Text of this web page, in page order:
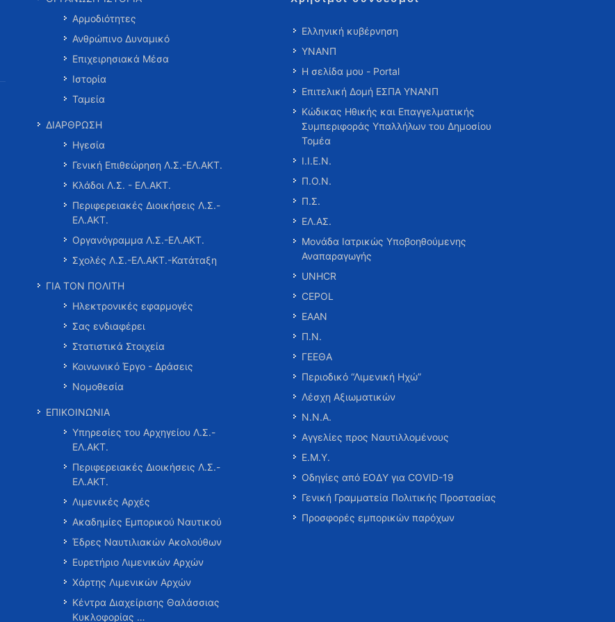
Αρμοδιότητες
Ανθρώπινο Δυναμικό
Επιχειρησιακά Μέσα
Ιστορία
Ταμεία
ΔΙΑΡΘΡΩΣΗ
Ηγεσία
Γενική Επιθεώρηση Λ.Σ.-ΕΛ.ΑΚΤ.
Κλάδοι Λ.Σ. - ΕΛ.ΑΚΤ.
Περιφερειακές Διοικήσεις Λ.Σ.-
ΕΛ.ΑΚΤ.
Οργανόγραμμα Λ.Σ.-ΕΛ.ΑΚΤ.
Σχολές Λ.Σ.-ΕΛ.ΑΚΤ.-Κατάταξη
ΓΙΑ ΤΟΝ ΠΟΛΙΤΗ
Ηλεκτρονικές εφαρμογές
Σας ενδιαφέρει
Στατιστικά Στοιχεία
Κοινωνικό Έργο - Δράσεις
Νομοθεσία
ΕΠΙΚΟΙΝΩΝΙΑ
Υπηρεσίες του Αρχηγείου Λ.Σ.-
ΕΛ.ΑΚΤ.
Περιφερειακές Διοικήσεις Λ.Σ.-
ΕΛ.ΑΚΤ.
Λιμενικές Αρχές
Ακαδημίες Εμπορικού Ναυτικού
Έδρες Ναυτιλιακών Ακολούθων
Ευρετήριο Λιμενικών Αρχών
Χάρτης Λιμενικών Αρχών
Κέντρα Διαχείρισης Θαλάσσιας
Κυκλοφορίας …
Ελληνική κυβέρνηση
ΥΝΑΝΠ
Η σελίδα μου - Portal
Επιτελική Δομή ΕΣΠΑ ΥΝΑΝΠ
Κώδικας Ηθικής και Επαγγελματικής
Συμπεριφοράς Υπαλλήλων του Δημοσίου
Τομέα
Ι.Ι.Ε.Ν.
Π.Ο.Ν.
Π.Σ.
ΕΛ.ΑΣ.
Μονάδα Ιατρικώς Υποβοηθούμενης
Αναπαραγωγής
UNHCR
CEPOL
ΕΑΑΝ
Π.Ν.
ΓΕΕΘΑ
Περιοδικό “Λιμενική Ηχώ”
Λέσχη Αξιωματικών
Ν.Ν.Α.
Αγγελίες προς Ναυτιλλομένους
Ε.Μ.Υ.
Οδηγίες από ΕΟΔΥ για COVID-19
Γενική Γραμματεία Πολιτικής Προστασίας
Προσφορές εμπορικών παρόχων